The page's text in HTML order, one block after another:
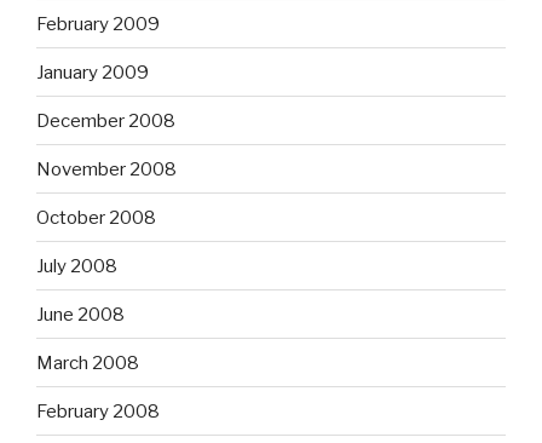
February 2009
January 2009
December 2008
November 2008
October 2008
July 2008
June 2008
March 2008
February 2008